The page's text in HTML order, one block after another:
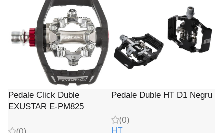
Pedale Click Duble
EXUSTAR E-PM825
Pedale Duble HT D1 Negru
(0)
HT